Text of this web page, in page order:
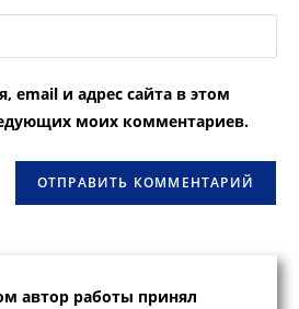
email и адрес сайта в этом
моих комментариев.
автор работы принял